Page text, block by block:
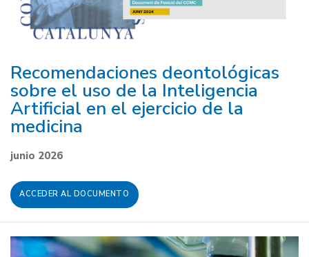
Recomendaciones deontológicas
sobre el uso de la Inteligencia
Artificial en el ejercicio de la
medicina
junio 2026
ACCEDER AL DOCUMENTO